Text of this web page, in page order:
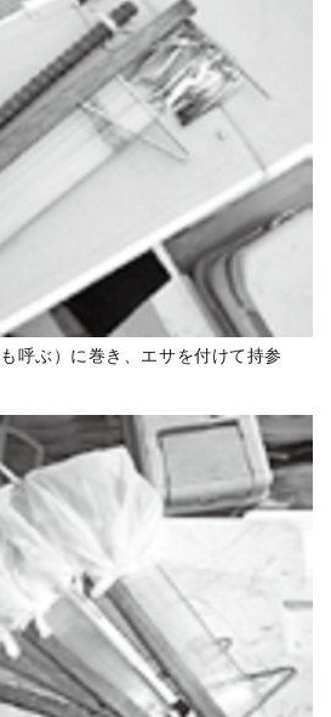
呼ぶ）に巻き、エサを付けて持参